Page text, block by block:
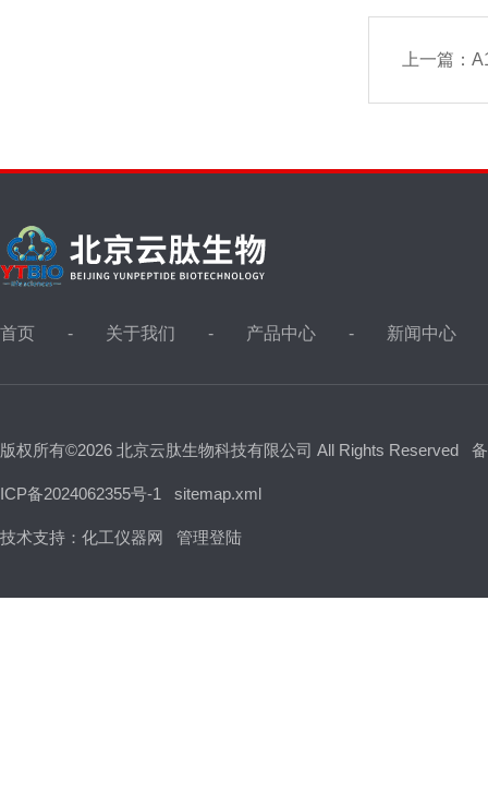
上一篇：
首页 关于我们 产品中心 新闻中心
版权所有©2026 北京云肽生物科技有限公司 All Rights Reserved
ICP备2024062355号-1 sitemap.xml
技术支持： 化工仪器网 管理登陆